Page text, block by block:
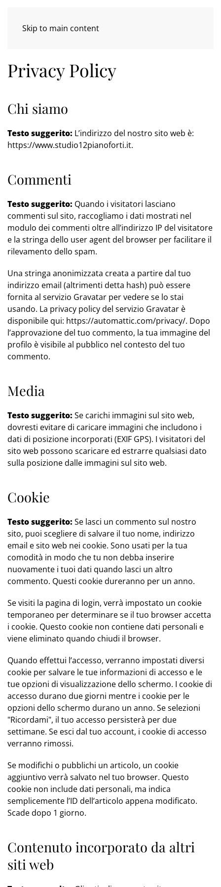
Skip to main content
Privacy Policy
Chi siamo
Testo suggerito: L’indirizzo del nostro sito web è:
https://www.studio12pianoforti.it.
Commenti
Testo suggerito: Quando i visitatori lasciano
commenti sul sito, raccogliamo i dati mostrati nel
modulo dei commenti oltre all’indirizzo IP del visitatore
e la stringa dello user agent del browser per facilitare il
rilevamento dello spam.
Una stringa anonimizzata creata a partire dal tuo
indirizzo email (altrimenti detta hash) può essere
fornita al servizio Gravatar per vedere se lo stai
usando. La privacy policy del servizio Gravatar è
disponibile qui: https://automattic.com/privacy/. Dopo
l’approvazione del tuo commento, la tua immagine del
profilo è visibile al pubblico nel contesto del tuo
commento.
Media
Testo suggerito: Se carichi immagini sul sito web,
dovresti evitare di caricare immagini che includono i
dati di posizione incorporati (EXIF GPS). I visitatori del
sito web possono scaricare ed estrarre qualsiasi dato
sulla posizione dalle immagini sul sito web.
Cookie
Testo suggerito: Se lasci un commento sul nostro
sito, puoi scegliere di salvare il tuo nome, indirizzo
email e sito web nei cookie. Sono usati per la tua
comodità in modo che tu non debba inserire
nuovamente i tuoi dati quando lasci un altro
commento. Questi cookie dureranno per un anno.
Se visiti la pagina di login, verrà impostato un cookie
temporaneo per determinare se il tuo browser accetta
i cookie. Questo cookie non contiene dati personali e
viene eliminato quando chiudi il browser.
Quando effettui l’accesso, verranno impostati diversi
cookie per salvare le tue informazioni di accesso e le
tue opzioni di visualizzazione dello schermo. I cookie di
accesso durano due giorni mentre i cookie per le
opzioni dello schermo durano un anno. Se selezioni
"Ricordami", il tuo accesso persisterà per due
settimane. Se esci dal tuo account, i cookie di accesso
verranno rimossi.
Se modifichi o pubblichi un articolo, un cookie
aggiuntivo verrà salvato nel tuo browser. Questo
cookie non include dati personali, ma indica
semplicemente l’ID dell’articolo appena modificato.
Scade dopo 1 giorno.
Contenuto incorporato da altri
siti web